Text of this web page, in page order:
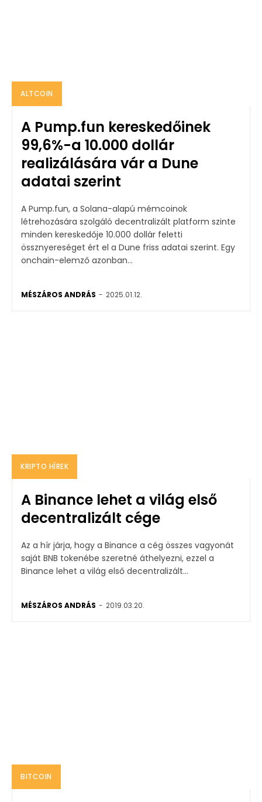
ALTCOIN
A Pump.fun kereskedőinek
99,6%-a 10.000 dollár
realizálására vár a Dune
adatai szerint
A Pump.fun, a Solana-alapú mémcoinok
létrehozására szolgáló decentralizált platform szinte
minden kereskedője 10.000 dollár feletti
össznyereséget ért el a Dune friss adatai szerint. Egy
onchain-elemző azonban...
MÉSZÁROS ANDRÁS - 2025.01.12.
KRIPTO HÍREK
A Binance lehet a világ első
decentralizált cége
Az a hír járja, hogy a Binance a cég összes vagyonát
saját BNB tokenébe szeretné áthelyezni, ezzel a
Binance lehet a világ első decentralizált...
MÉSZÁROS ANDRÁS - 2019.03.20.
BITCOIN